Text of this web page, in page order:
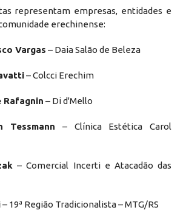
representam empresas, entidades e
erechinense:
Vargas – Daia Salão de Beleza
– Colcci Erechim
Rafagnin – Di d'Mello
Tessmann – Clínica Estética Carol
– Comercial Incerti e Atacadão das
– 19ª Região Tradicionalista – MTG/RS